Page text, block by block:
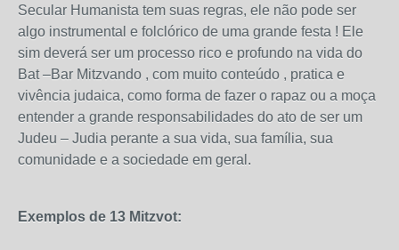
Secular Humanista tem suas regras, ele não pode ser
algo instrumental e folclórico de uma grande festa ! Ele
sim deverá ser um processo rico e profundo na vida do
Bat –Bar Mitzvando , com muito conteúdo , pratica e
vivência judaica, como forma de fazer o rapaz ou a moça
entender a grande responsabilidades do ato de ser um
Judeu – Judia perante a sua vida, sua família, sua
comunidade e a sociedade em geral.
Exemplos de 13 Mitzvot: